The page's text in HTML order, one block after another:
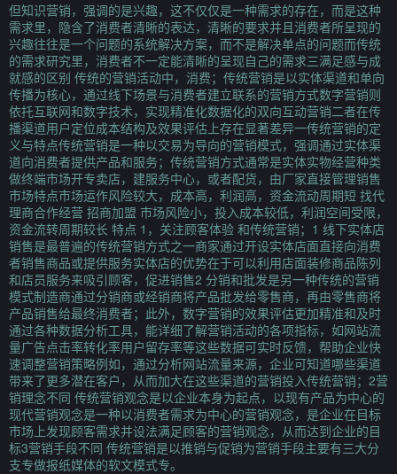
但知识营销，强调的是兴趣，这不仅仅是一种需求的存在，而是这种
需求里，隐含了消费者清晰的表达，清晰的要求并且消费者所呈现的
兴趣往往是一个问题的系统解决方案，而不是解决单点的问题而传统
的需求研究里，消费者不一定能清晰的呈现自己的需求三满足感与成
就感的区别 传统的营销活动中，消费；传统营销是以实体渠道和单向
传播为核心，通过线下场景与消费者建立联系的营销方式数字营销则
依托互联网和数字技术，实现精准化数据化的双向互动营销二者在传
播渠道用户定位成本结构及效果评估上存在显著差异一传统营销的定
义与特点传统营销是一种以交易为导向的营销模式，强调通过实体渠
道向消费者提供产品和服务；传统营销方式通常是实体实物经营种类
做终端市场开专卖店，建服务中心，或者配货，由厂家直接管理销售
市场特点市场运作风险较大，成本高，利润高，资金流动周期短 找代
理商合作经营 招商加盟 市场风险小，投入成本较低，利润空间受限，
资金流转周期较长 特点 1，关注顾客体验 和传统营销；1 线下实体店
销售是最普遍的传统营销方式之一商家通过开设实体店面直接向消费
者销售商品或提供服务实体店的优势在于可以利用店面装修商品陈列
和店员服务来吸引顾客，促进销售2 分销和批发是另一种传统的营销
模式制造商通过分销商或经销商将产品批发给零售商，再由零售商将
产品销售给最终消费者；此外，数字营销的效果评估更加精准和及时
通过各种数据分析工具，能详细了解营销活动的各项指标，如网站流
量广告点击率转化率用户留存率等这些数据可实时反馈，帮助企业快
速调整营销策略例如，通过分析网站流量来源，企业可知道哪些渠道
带来了更多潜在客户，从而加大在这些渠道的营销投入传统营销；2营
销理念不同 传统营销观念是以企业本身为起点，以现有产品为中心的
现代营销观念是一种以消费者需求为中心的营销观念，是企业在目标
市场上发现顾客需求并设法满足顾客的营销观念，从而达到企业的目
标3营销手段不同 传统营销是以推销与促销为营销手段主要有三大分
支专做报纸媒体的软文模式专。